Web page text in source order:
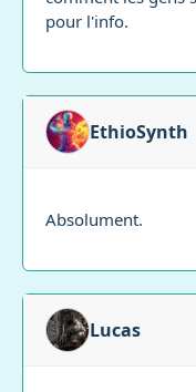
pour l'info.
EthioSynth
Absolument.
Lucas